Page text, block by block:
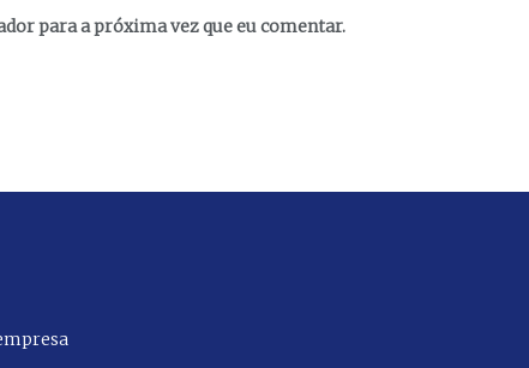
para a próxima vez que eu comentar.